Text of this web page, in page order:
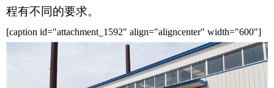
程有不同的要求。
[caption id="attachment_1592" align="aligncenter" width="600"]